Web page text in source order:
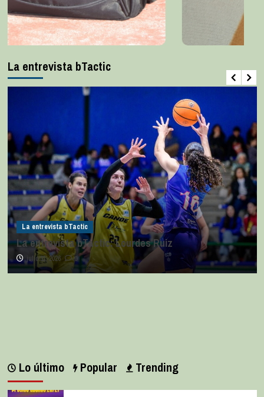
La entrevista bTactic
La entrevista bTactic
La entrevista bTactic: Lourdes Ruiz
julio 11, 2026 0
Lo último Popular Trending